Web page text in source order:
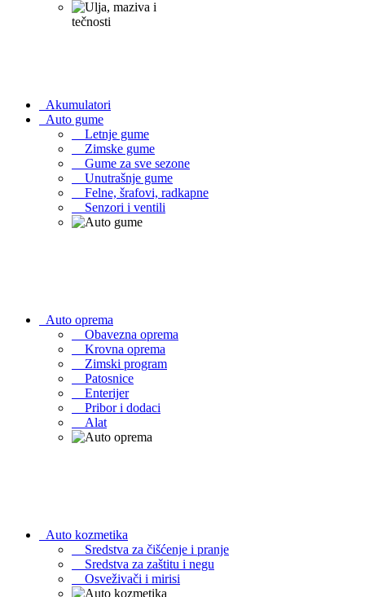
Akumulatori
Auto gume
Letnje gume
Zimske gume
Gume za sve sezone
Unutrašnje gume
Felne, šrafovi, radkapne
Senzori i ventili
Auto oprema
Obavezna oprema
Krovna oprema
Zimski program
Patosnice
Enterijer
Pribor i dodaci
Alat
Auto kozmetika
Sredstva za čišćenje i pranje
Sredstva za zaštitu i negu
Osveživači i mirisi